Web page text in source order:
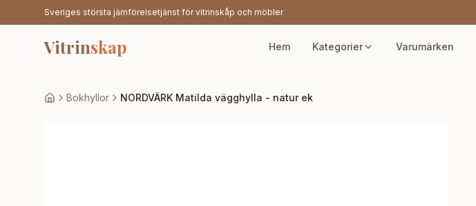
Sveriges största jämförelsetjänst för vitrinskåp och möbler
Vitrinskap Hem Kategorier Varumärken
Bokhyllor NORDVÄRK Matilda vägghylla - natur ek